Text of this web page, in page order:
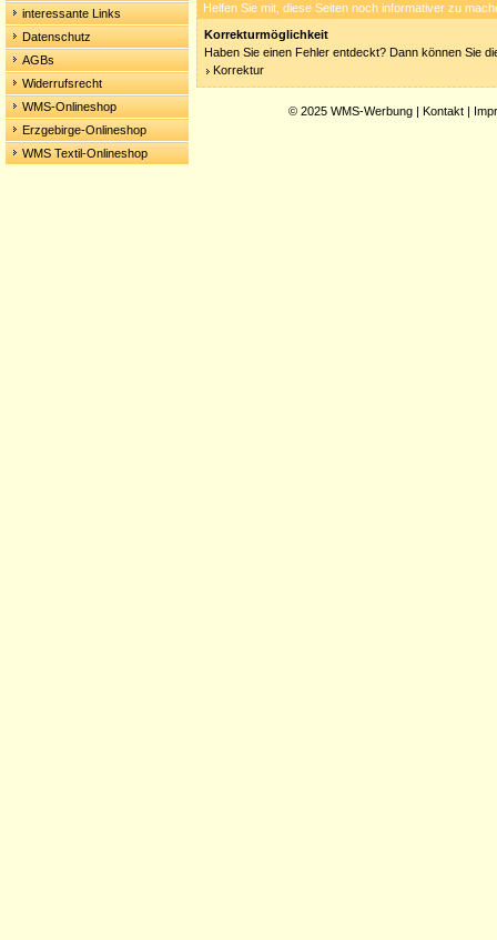
interessante Links
Datenschutz
AGBs
Widerrufsrecht
WMS-Onlineshop
Erzgebirge-Onlineshop
WMS Textil-Onlineshop
Helfen Sie mit, diese Seiten noch informativer zu
Korrekturmöglichkeit
Haben Sie einen Fehler entdeckt? Dann können Sie
Korrektur
© 2025 WMS-Werbung | Kontakt |